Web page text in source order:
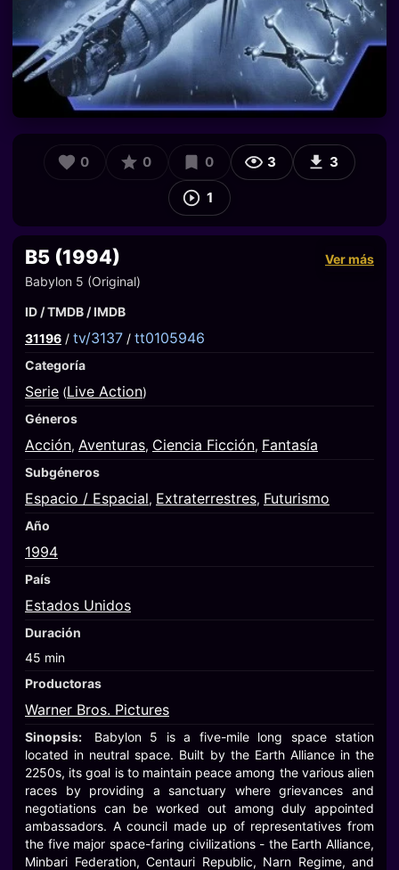
0 0 0 3 3
1
B5 (1994)
Ver más
Babylon 5 (Original)
ID / TMDB / IMDB
31196 / tv/3137 / tt0105946
Categoría
Serie (Live Action)
Géneros
Acción, Aventuras, Ciencia Ficción, Fantasía
Subgéneros
Espacio / Espacial, Extraterrestres, Futurismo
Año
1994
País
Estados Unidos
Duración
45 min
Productoras
Warner Bros. Pictures
Sinopsis:
Babylon 5 is a five-mile long space station
located in neutral space. Built by the Earth Alliance in the
2250s, its goal is to maintain peace among the various alien
races by providing a sanctuary where grievances and
negotiations can be worked out among duly appointed
ambassadors. A council made up of representatives from
the five major space-faring civilizations - the Earth Alliance,
Minbari Federation, Centauri Republic, Narn Regime, and